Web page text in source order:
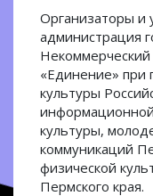
Организаторы и
администрация
«Единение» при
культуры
культуры,
коммуникаций
физической
Пермского края.